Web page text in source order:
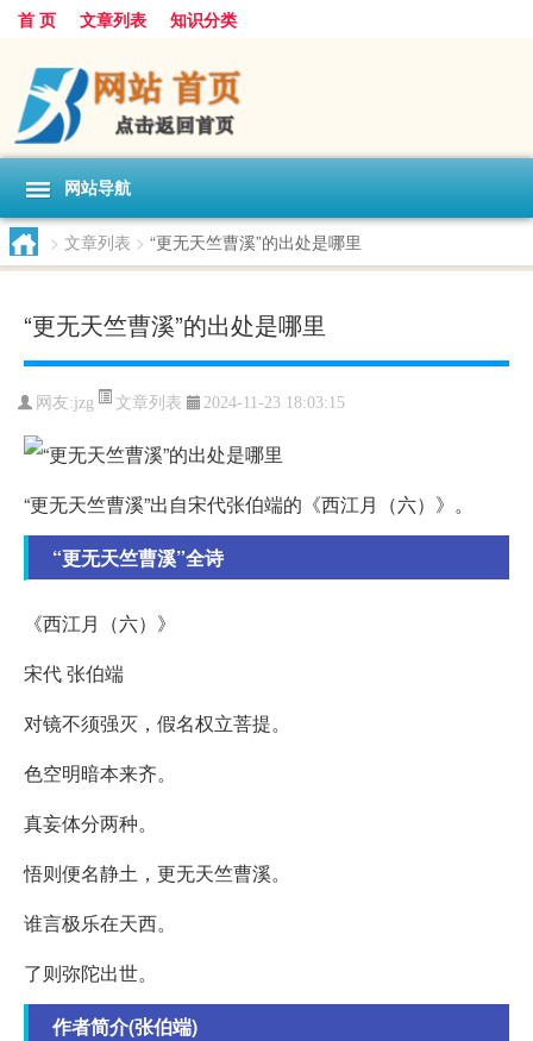
首 页 文章列表 知识分类
网站导航
> 文章列表 > “更无天竺曹溪”的出处是哪里
“更无天竺曹溪”的出处是哪里
网友:jzg 文章列表 2024-11-23 18:03:15
“更无天竺曹溪”出自宋代张伯端的《西江月（六）》。
“更无天竺曹溪”全诗
《西江月（六）》
宋代 张伯端
对镜不须强灭，假名权立菩提。
色空明暗本来齐。
真妄体分两种。
悟则便名静土，更无天竺曹溪。
谁言极乐在天西。
了则弥陀出世。
作者简介(张伯端)